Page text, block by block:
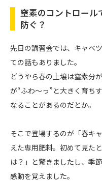
窒素のコントロール
防ぐ？
先日の講習会では、キャベ
ての話もありました。
どうやら春の土壌は窒素分
が“ふわ〜っ”と大きく育ち
なることがあるのだとか。
そこで登場するのが「春キ
えた専用肥料。初めて見た
は？」と驚きましたし、季
感動を覚えました。